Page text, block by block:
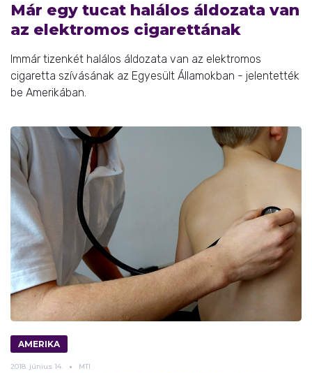
Már egy tucat halálos áldozata van
az elektromos cigarettának
Immár tizenkét halálos áldozata van az elektromos
cigaretta szívásának az Egyesült Államokban - jelentették
be Amerikában.
AMERIKA
2018. június 14. MTI